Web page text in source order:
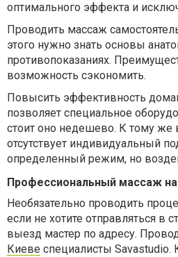
оптимального эффекта и
Проводить массаж
этого нужно знать основы
противопоказаниях.
возможность сэкономить.
Повысить эффективность
позволяет специальное
стоит оно недешево. К тому же
отсутствует индивидуальный
определенный режим, но
Профессиональный массаж
Необязательно проводить
если не хотите отправляться в
выезд мастер по адресу.
Киеве специалисты Savastudio.